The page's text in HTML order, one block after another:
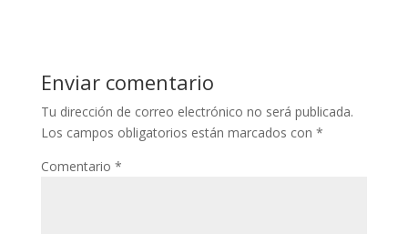
Enviar comentario
Tu dirección de correo electrónico no será publicada.
Los campos obligatorios están marcados con *
Comentario *